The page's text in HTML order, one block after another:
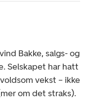
Bakke, salgs- og
Selskapet har hatt
vekst – ikke
om det straks).